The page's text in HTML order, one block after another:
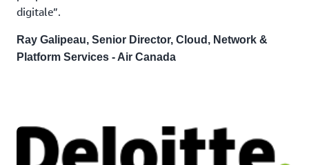
digitale”.
Ray Galipeau, Senior Director, Cloud, Network &
Platform Services - Air Canada